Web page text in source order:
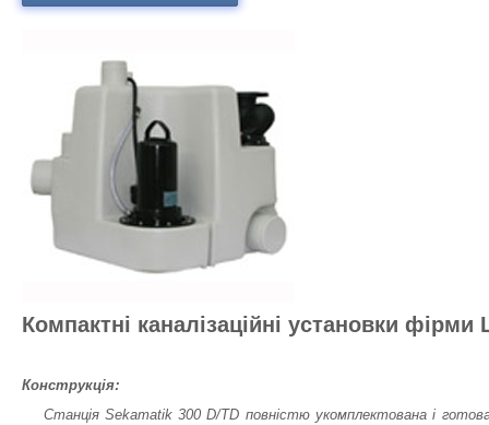
Компактні каналізаційні установки фірми
Конструкція:
Станція Sekamatik 300 D/TD повністю укомплектована і